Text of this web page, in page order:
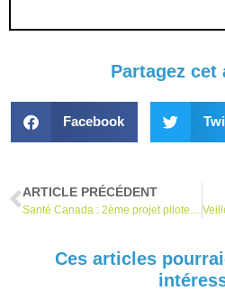
Partagez cet
Facebook
ARTICLE PRÉCÉDENT
Ces articles